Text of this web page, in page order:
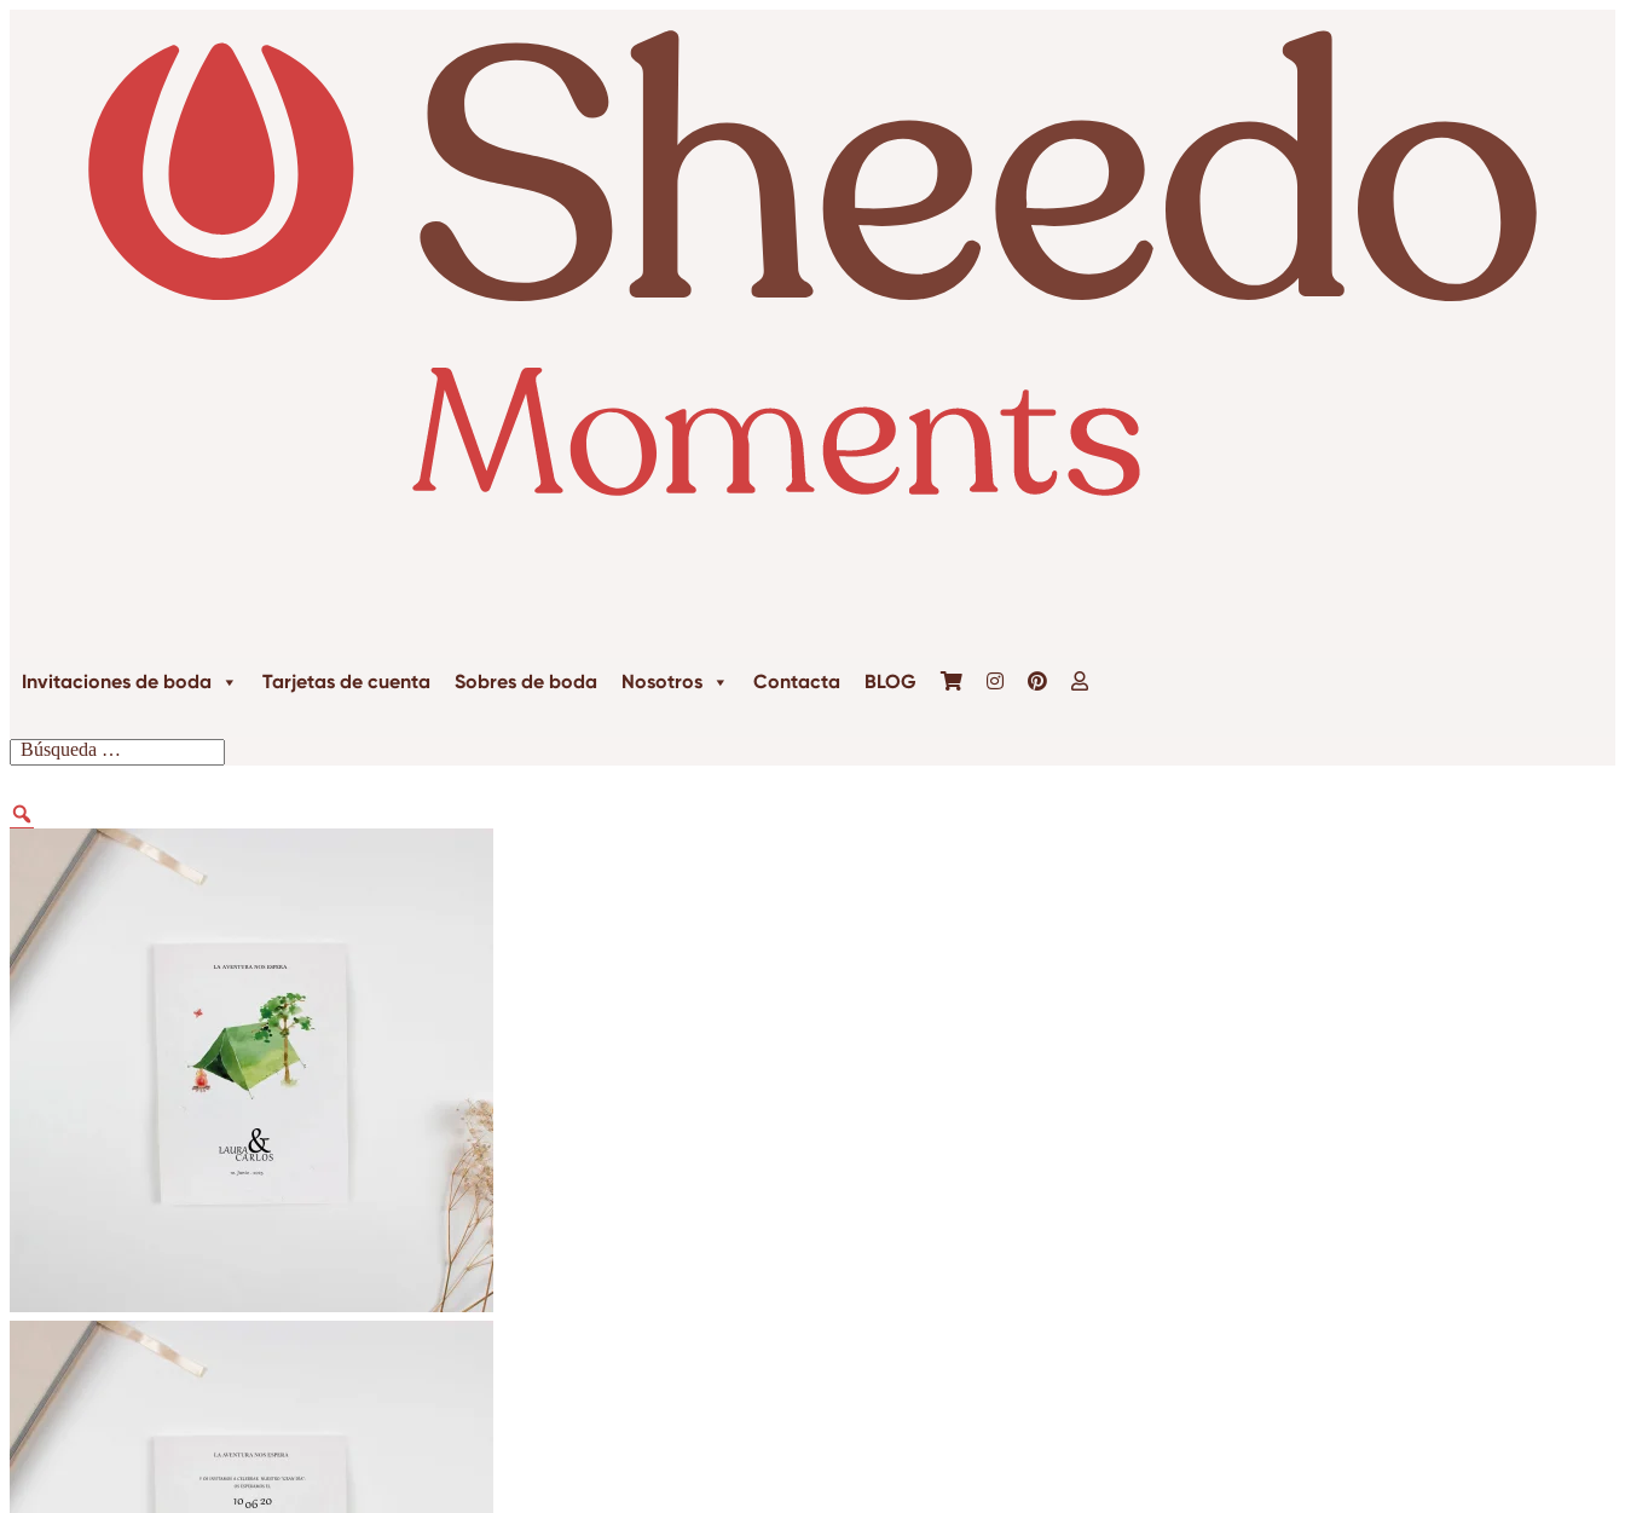
Invitaciones de boda Tarjetas de cuenta Sobres de boda Nosotros Contacta BLOG